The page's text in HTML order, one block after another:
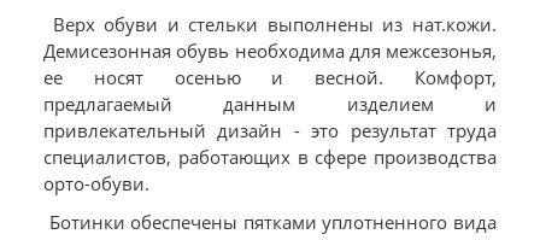
Верх обуви и стельки выполнены из нат.кожи.
Демисезонная обувь необходима для межсезонья,
ее носят осенью и весной. Комфорт,
предлагаемый данным изделием и
привлекательный дизайн - это результат труда
специалистов, работающих в сфере производства
орто-обуви.
Ботинки обеспечены пятками уплотненного вида